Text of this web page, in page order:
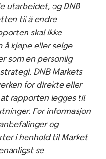
utarbeidet, og DNB
til å endre
skal ikke
kjøpe eller selge
som en personlig
DNB Markets
for direkte eller
rapporten legges til
For informasjon
og
i henhold til Market
se